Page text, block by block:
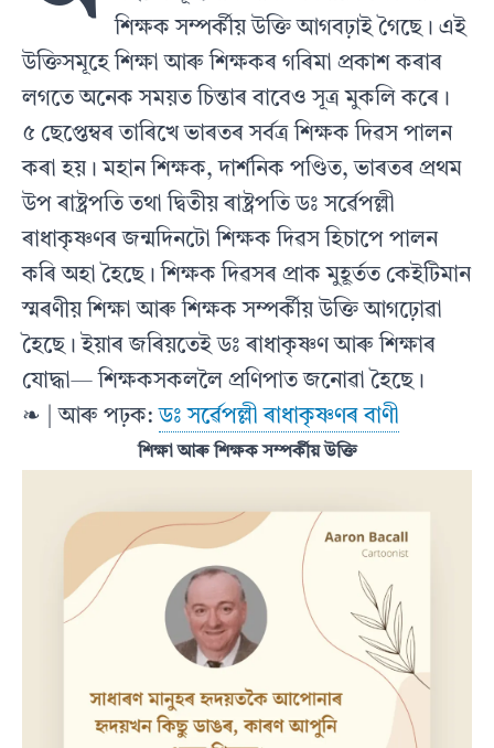
শিক্ষক সম্পৰ্কীয় উক্তি আগবঢ়াই গৈছে। এই
উক্তিসমূহে শিক্ষা আৰু শিক্ষকৰ গৰিমা প্ৰকাশ কৰাৰ
লগতে অনেক সময়ত চিন্তাৰ বাবেও সূত্ৰ মুকলি কৰে।
৫ ছেপ্তেম্বৰ তাৰিখে ভাৰতৰ সৰ্বত্ৰ শিক্ষক দিৱস পালন
কৰা হয়। মহান শিক্ষক, দাৰ্শনিক পণ্ডিত, ভাৰতৰ প্ৰথম
উপ ৰাষ্ট্ৰপতি তথা দ্বিতীয় ৰাষ্ট্ৰপতি ডঃ সৰ্ৱেপল্লী
ৰাধাকৃষ্ণণৰ জন্মদিনটো শিক্ষক দিৱস হিচাপে পালন
কৰি অহা হৈছে। শিক্ষক দিৱসৰ প্ৰাক মুহূৰ্তত কেইটিমান
স্মৰণীয় শিক্ষা আৰু শিক্ষক সম্পৰ্কীয় উক্তি আগঢ়োৱা
হৈছে। ইয়াৰ জৰিয়তেই ডঃ ৰাধাকৃষ্ণণ আৰু শিক্ষাৰ
যোদ্ধা— শিক্ষকসকললৈ প্ৰণিপাত জনোৱা হৈছে।
❧ | আৰু পঢ়ক:ডঃ সৰ্ৱেপল্লী ৰাধাকৃষ্ণণৰ বাণী
শিক্ষা আৰু শিক্ষক সম্পৰ্কীয় উক্তি